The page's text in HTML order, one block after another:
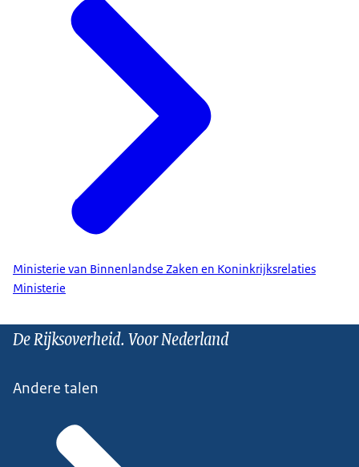
Ministerie van Binnenlandse Zaken en Koninkrijksrelaties
Ministerie
De Rijksoverheid. Voor Nederland
Andere talen